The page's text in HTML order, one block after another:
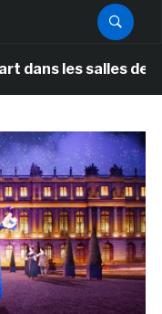
salles de classe